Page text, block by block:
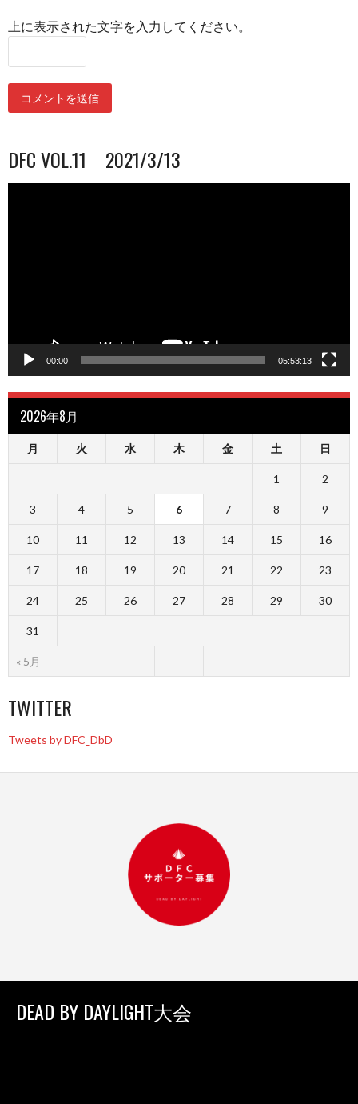
上に表示された文字を入力してください。
DFC VOL.11 2021/3/13
00:00 05:53:13
2026年8月
月 火 水 木 金 土 日
« 5月
1 2
3 4 5 6 7 8 9
10 11 12 13 14 15 16
17 18 19 20 21 22 23
24 25 26 27 28 29 30
31
TWITTER
Tweets by DFC_DbD
DEAD BY DAYLIGHT大会